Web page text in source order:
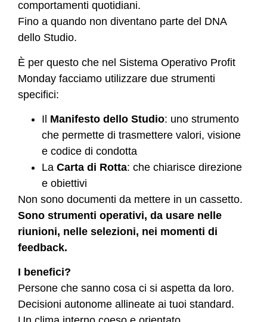
comportamenti quotidiani.
Fino a quando non diventano parte del DNA
dello Studio.
È per questo che nel Sistema Operativo Profit
Monday facciamo utilizzare due strumenti
specifici:
Il Manifesto dello Studio: uno strumento
che permette di trasmettere valori, visione
e codice di condotta
La Carta di Rotta: che chiarisce direzione
e obiettivi
Non sono documenti da mettere in un cassetto.
Sono strumenti operativi, da usare nelle
riunioni, nelle selezioni, nei momenti di
feedback.
I benefici?
Persone che sanno cosa ci si aspetta da loro.
Decisioni autonome allineate ai tuoi standard.